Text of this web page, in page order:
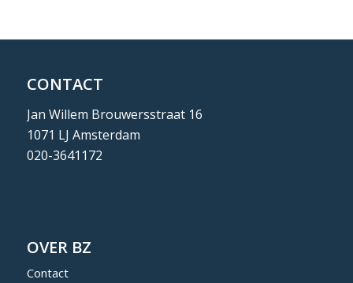
CONTACT
Jan Willem Brouwersstraat 16
1071 LJ Amsterdam
020-3641172
OVER BZ
Contact